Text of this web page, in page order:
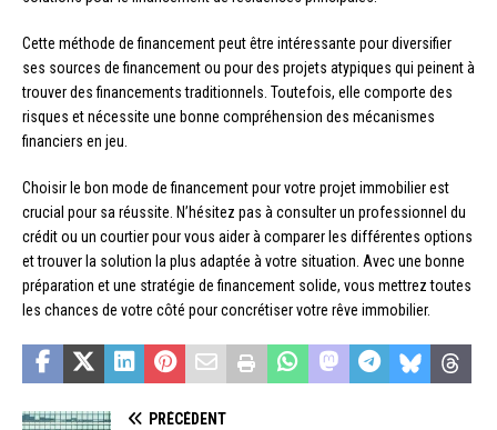
Cette méthode de financement peut être intéressante pour diversifier
ses sources de financement ou pour des projets atypiques qui peinent à
trouver des financements traditionnels. Toutefois, elle comporte des
risques et nécessite une bonne compréhension des mécanismes
financiers en jeu.
Choisir le bon mode de financement pour votre projet immobilier est
crucial pour sa réussite. N’hésitez pas à consulter un professionnel du
crédit ou un courtier pour vous aider à comparer les différentes options
et trouver la solution la plus adaptée à votre situation. Avec une bonne
préparation et une stratégie de financement solide, vous mettrez toutes
les chances de votre côté pour concrétiser votre rêve immobilier.
PRÉCÉDENT